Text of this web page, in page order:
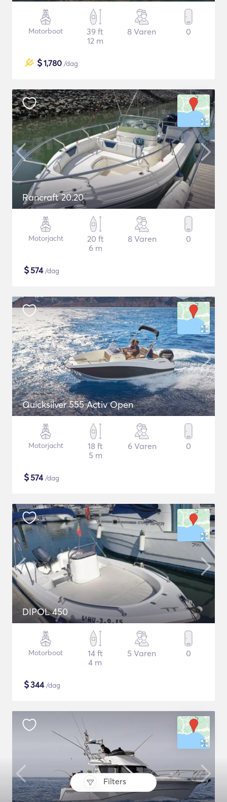
Filters
Motorboot
39 ft
12 m
8 Varen 0
$1,780 /dag
Rancraft 20.20
Motorjacht
20 ft
6 m
8 Varen 0
$574/dag
Quicksilver 555 Activ Open
Motorjacht
18 ft
5 m
6 Varen 0
$574/dag
DIPOL 450
Motorboot
14 ft
4 m
5 Varen 0
$344/dag